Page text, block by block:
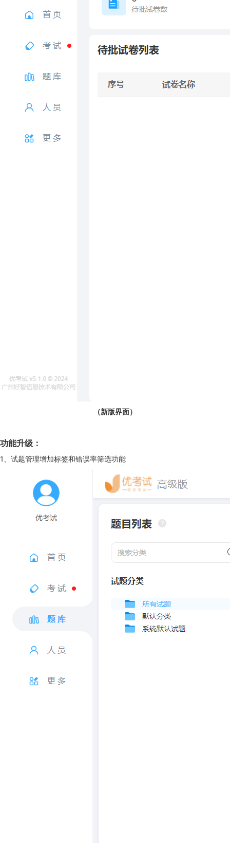
（新版界面）
功能升级：
1、试题管理增加标签和错误率筛选功能